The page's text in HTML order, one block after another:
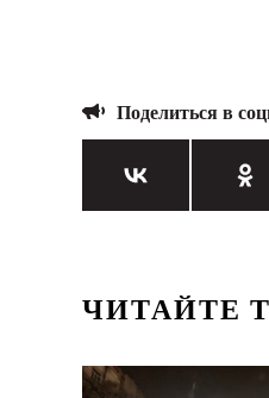
Поделиться в
ЧИТАЙТЕ